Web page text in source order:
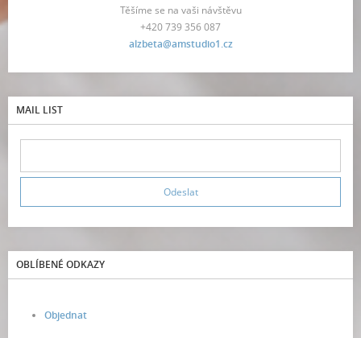
Těšíme se na vaši návštěvu
+420 739 356 087
alzbeta@amstudio1.cz
MAIL LIST
OBLÍBENÉ ODKAZY
Objednat